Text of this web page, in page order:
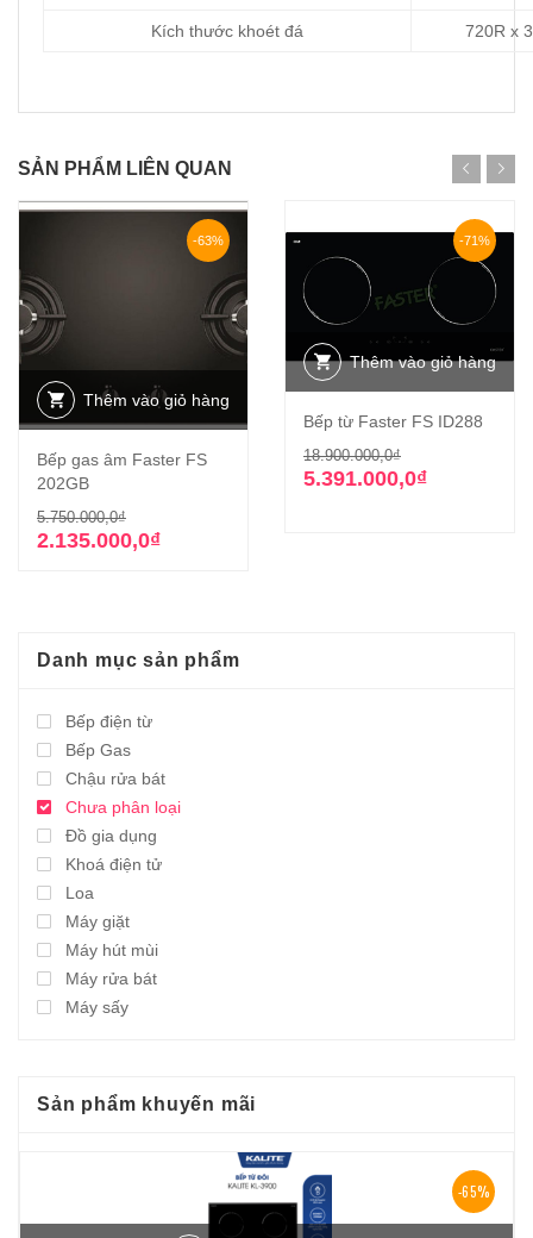
Kích thước khoét đá 720R x
SẢN PHẨM LIÊN QUAN
-63%
Thêm vào giỏ hàng
Bếp gas âm Faster FS
202GB
5.750.000,0₫Giá
gốc
2.135.000,0₫
Giá
hiện
-71%
Thêm vào giỏ hàng
Bếp từ Faster FS ID288
18.900.000,0₫Giá
gốc
5.391.000,0₫
Giá
hiện
Danh mục sản phẩm
Bếp điện từ
Bếp Gas
Chậu rửa bát
Chưa phân loại
Đồ gia dụng
Khoá điện tử
Loa
Máy giặt
Máy hút mùi
Máy rửa bát
Máy sấy
Sản phẩm khuyến mãi
-65%